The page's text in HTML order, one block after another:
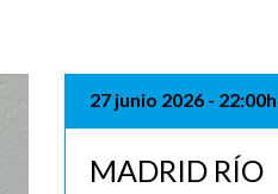
27 junio 2026 - 22:00h
MADRID RÍO